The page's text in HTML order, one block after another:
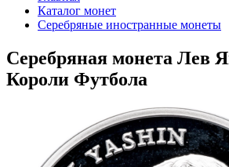
Каталог монет
Серебряные иностранные монеты
Серебряная монета Лев
Короли Футбола